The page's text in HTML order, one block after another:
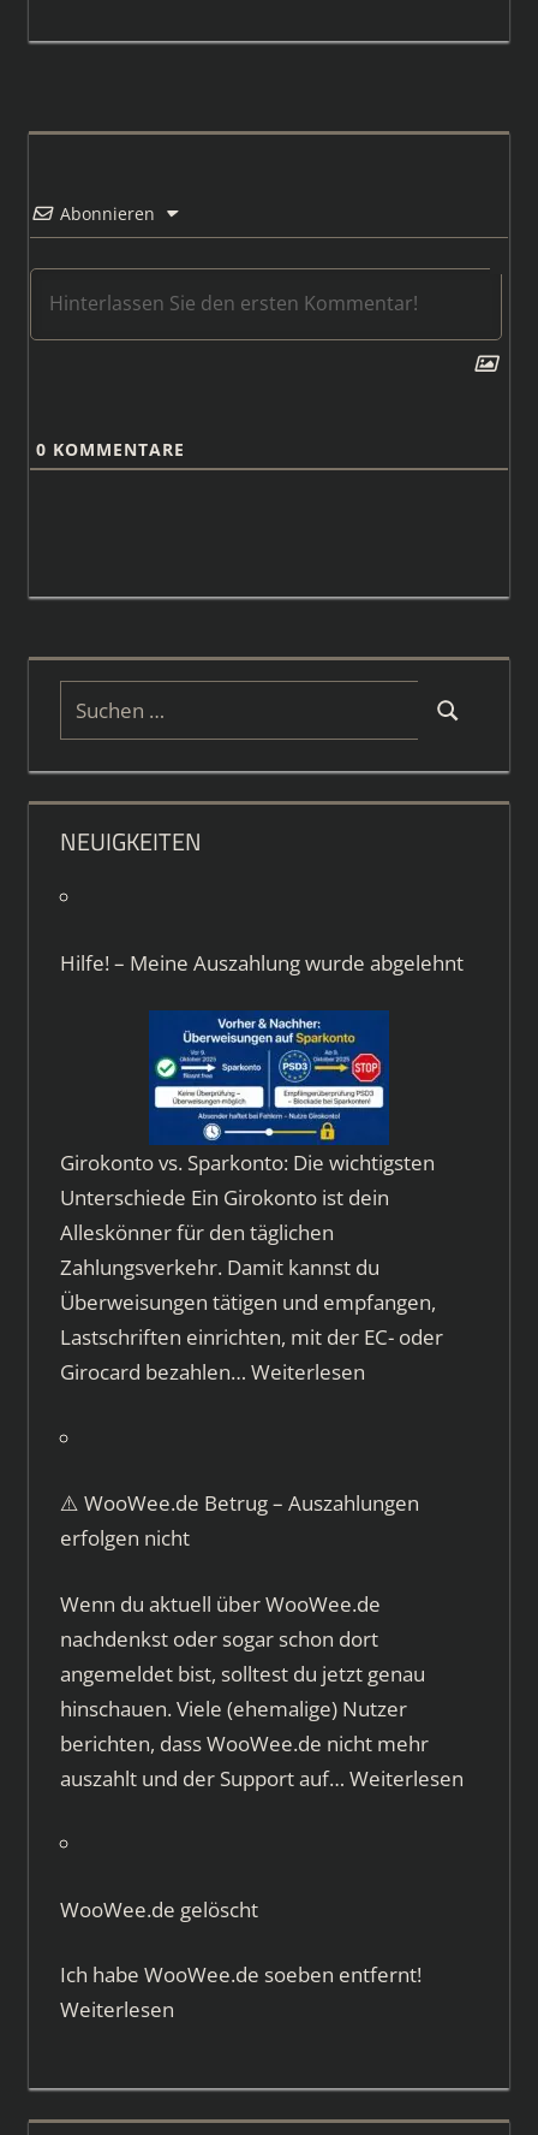
Abonnieren
0 KOMMENTARE
Suchen
nach:
Suchen
NEUIGKEITEN
Hilfe! – Meine Auszahlung wurde abgelehnt
Girokonto vs. Sparkonto: Die wichtigsten
Unterschiede Ein Girokonto ist dein
Alleskönner für den täglichen
Zahlungsverkehr. Damit kannst du
Überweisungen tätigen und empfangen,
Lastschriften einrichten, mit der EC- oder
Girocard bezahlen… Weiterlesen
⚠️ WooWee.de Betrug – Auszahlungen
erfolgen nicht
Wenn du aktuell über WooWee.de
nachdenkst oder sogar schon dort
angemeldet bist, solltest du jetzt genau
hinschauen. Viele (ehemalige) Nutzer
berichten, dass WooWee.de nicht mehr
auszahlt und der Support auf… Weiterlesen
WooWee.de gelöscht
Ich habe WooWee.de soeben entfernt!
Weiterlesen